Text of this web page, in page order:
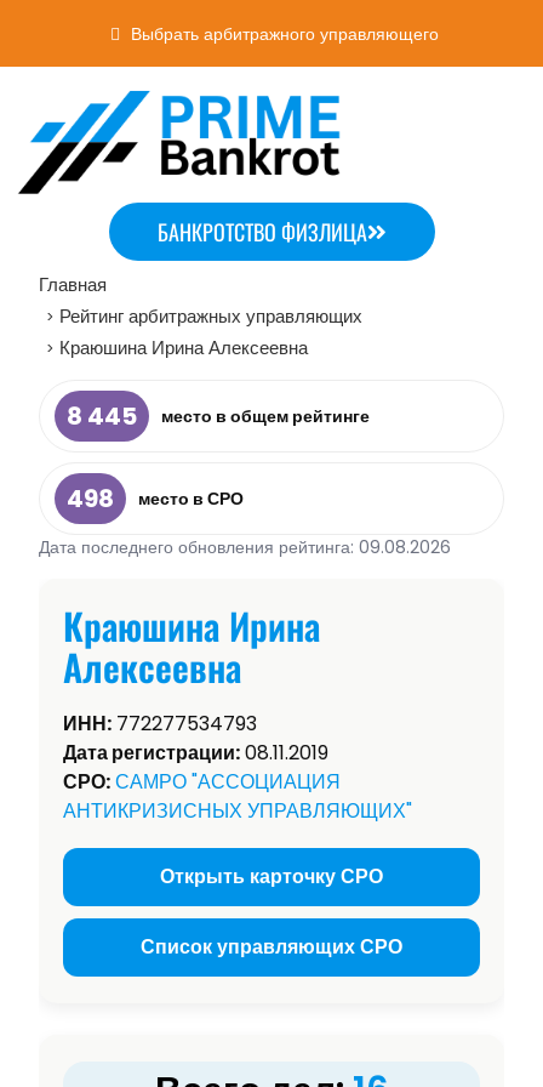
Выбрать арбитражного управляющего
БАНКРОТСТВО ФИЗЛИЦА
Главная
> Рейтинг арбитражных управляющих
> Краюшина Ирина Алексеевна
8 445 место в общем рейтинге
498
место в СРО
Дата последнего обновления рейтинга: 09.08.2026
Краюшина Ирина
Алексеевна
ИНН: 772277534793
Дата регистрации:08.11.2019
СРО:САМРО "АССОЦИАЦИЯ
АНТИКРИЗИСНЫХ УПРАВЛЯЮЩИХ"
Открыть карточку СРО
Список управляющих СРО